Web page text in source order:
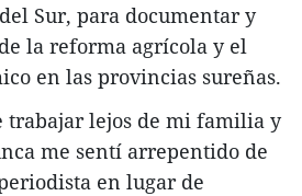
Sur, para documentar y
la reforma agrícola y el
en las provincias sureñas.
trabajar lejos de mi familia y
me sentí arrepentido de
en lugar de